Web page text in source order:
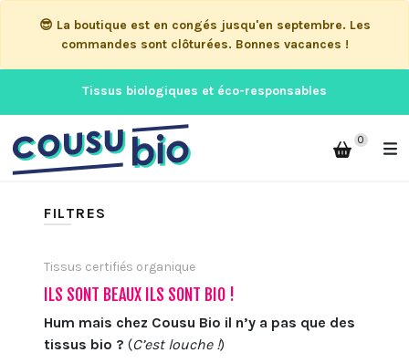
😎 La boutique est en congés jusqu'en septembre. Les
commandes sont clôturées. Bonnes vacances !
Tissus biologiques et éco-responsables
0
FILTRES
Tissus certifiés organique
ILS SONT BEAUX ILS SONT BIO !
Hum mais chez Cousu Bio il n’y a pas que des
tissus bio ? (C’est louche !)